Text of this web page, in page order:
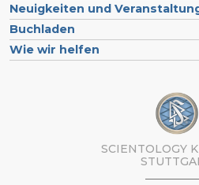
Neuigkeiten und
Buchladen
Wie wir helfen
SCIENTOLOGY